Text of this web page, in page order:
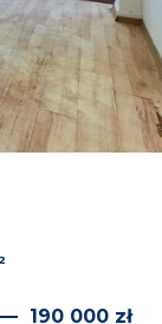
2
190 000 zł